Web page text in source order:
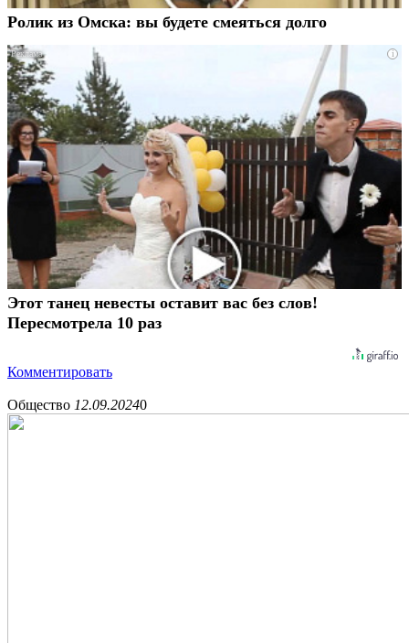
Ролик из Омска: вы будете смеяться долго
i
Этот танец невесты оставит вас без слов!
Пересмотрела 10 раз
Комментировать
Общество 12.09.20240